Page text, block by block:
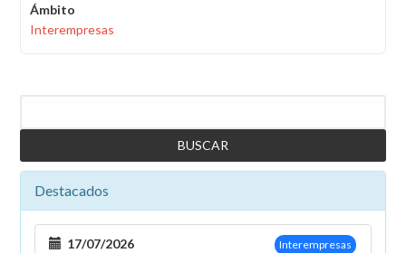
Ámbito
Interempresas
Destacados
Interempresas
17/07/2026